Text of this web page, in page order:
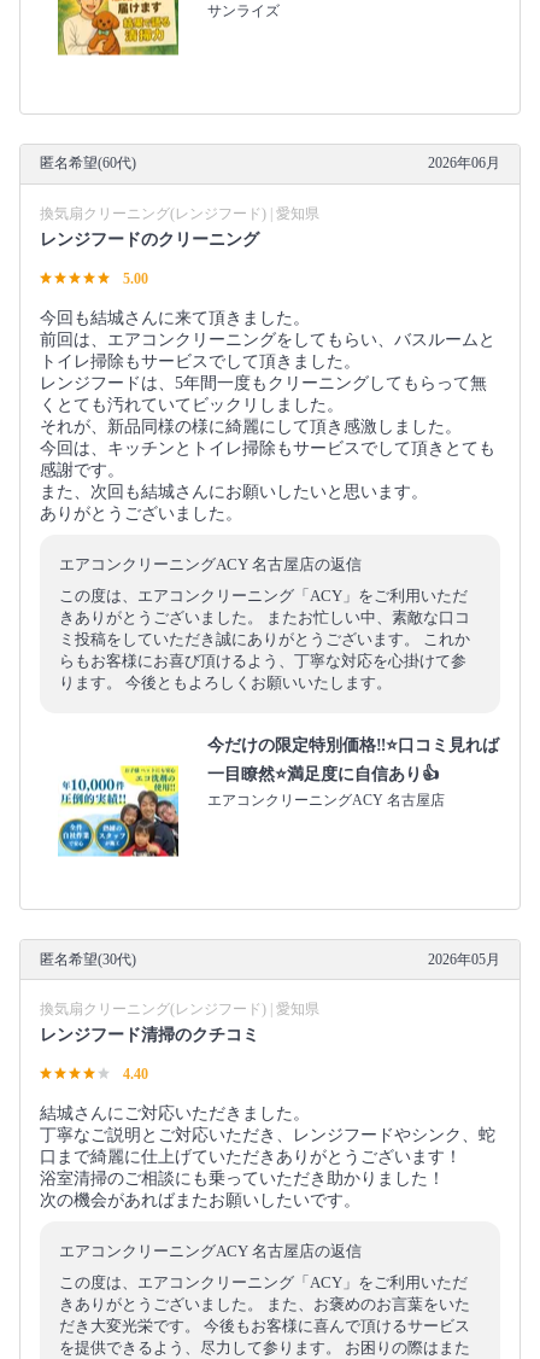
サンライズ
匿名希望(60代) 2026年06月
換気扇クリーニング(レンジフード) | 愛知県
レンジフードのクリーニング
5.00
今回も結城さんに来て頂きました。
前回は、エアコンクリーニングをしてもらい、バスルームと
トイレ掃除もサービスでして頂きました。
レンジフードは、5年間一度もクリーニングしてもらって無
くとても汚れていてビックリしました。
それが、新品同様の様に綺麗にして頂き感激しました。
今回は、キッチンとトイレ掃除もサービスでして頂きとても
感謝です。
また、次回も結城さんにお願いしたいと思います。
ありがとうございました。
エアコンクリーニングACY 名古屋店の返信
この度は、エアコンクリーニング「ACY」をご利用いただ
きありがとうございました。 またお忙しい中、素敵な口コ
ミ投稿をしていただき誠にありがとうございます。 これか
らもお客様にお喜び頂けるよう、丁寧な対応を心掛けて参
ります。 今後ともよろしくお願いいたします。
今だけの限定特別価格‼️⭐口コミ見れば
一目瞭然⭐満足度に自信あり👍
エアコンクリーニングACY 名古屋店
匿名希望(30代) 2026年05月
換気扇クリーニング(レンジフード) | 愛知県
レンジフード清掃のクチコミ
4.40
結城さんにご対応いただきました。
丁寧なご説明とご対応いただき、レンジフードやシンク、蛇
口まで綺麗に仕上げていただきありがとうございます！
浴室清掃のご相談にも乗っていただき助かりました！
次の機会があればまたお願いしたいです。
エアコンクリーニングACY 名古屋店の返信
この度は、エアコンクリーニング「ACY」をご利用いただ
きありがとうございました。 また、お褒めのお言葉をいた
だき大変光栄です。 今後もお客様に喜んで頂けるサービス
を提供できるよう、尽力して参ります。 お困りの際はまた